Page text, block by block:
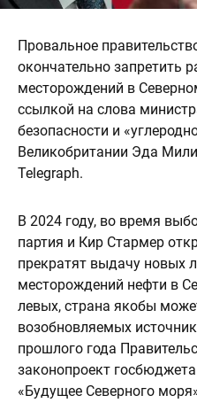
Провальное
окончательно запретить
месторождений в
ссылкой на слова
безопасности и
Великобритании Эда
Telegraph.
В 2024 году, во время
партия и Кир Стармер
прекратят выдачу новых
месторождений нефти в
левых, страна якобы
возобновляемых
прошлого года
законопроект
«Будущее Северного